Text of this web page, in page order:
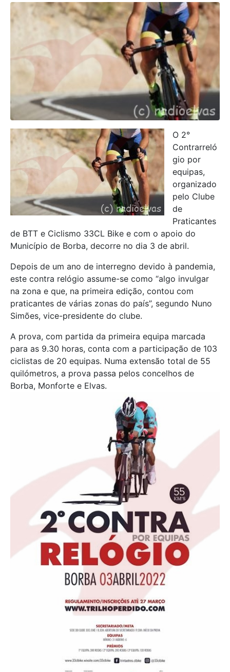
O 2°
Contrarreló
gio por
equipas,
organizado
pelo Clube
de
Praticantes
de BTT e Ciclismo 33CL Bike e com o apoio do
Município de Borba, decorre no dia 3 de abril.
Depois de um ano de interregno devido à pandemia,
este contra relógio assume-se como “algo invulgar
na zona e que, na primeira edição, contou com
praticantes de várias zonas do país”, segundo Nuno
Simões, vice-presidente do clube.
A prova, com partida da primeira equipa marcada
para as 9.30 horas, conta com a participação de 103
ciclistas de 20 equipas. Numa extensão total de 55
quilómetros, a prova passa pelos concelhos de
Borba, Monforte e Elvas.